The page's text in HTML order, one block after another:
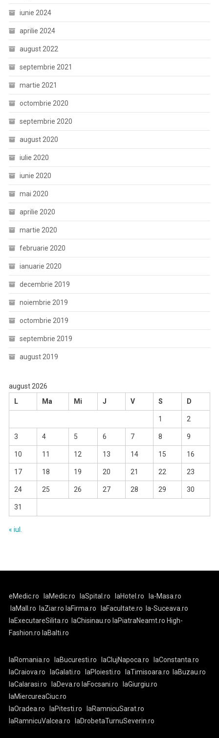
iunie 2024
aprilie 2024
august 2022
septembrie 2021
martie 2021
octombrie 2020
septembrie 2020
august 2020
iulie 2020
iunie 2020
mai 2020
aprilie 2020
martie 2020
februarie 2020
ianuarie 2020
decembrie 2019
noiembrie 2019
octombrie 2019
septembrie 2019
august 2019
august 2026
L
Ma Mi J V S D
1 2
3 4 5 6 7 8 9
10 11 12 13 14 15 16
17 18 19 20 21 22 23
24 25 26 27 28 29 30
31
« iul.
eMedic.ro laMedic.ro laSpital.ro laHotel.ro
la-Masa.ro
laMall.ro
laZiar.ro laFirma.ro laFacultate.ro
la-Suceava.ro
laExecutareSilita.ro
laChisinau.ro laPiatraNeamt.ro High-
Fashion.ro laBalti.ro
laRomania.ro laBucuresti.ro laClujNapoca.ro
laConstanta.ro
laCraiova.ro
laGalati.ro laPloiesti.ro laTimisoara.ro
laBuzau.ro
laCalarasi.ro
laDeva.ro laFocsani.ro
laGiurgiu.ro
laMiercureaCiuc.ro
laOradea.ro
laPitesti.ro
laRamnicuSarat.ro
laRamnicuValcea.ro
laDrobetaTurnuSeverin.ro